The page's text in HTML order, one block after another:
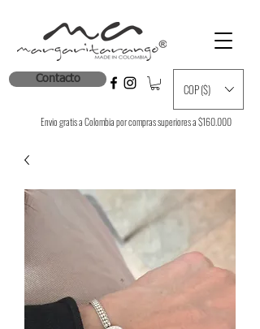
Contacto
COP ($)
Envio gratis a Colombia por compras superiores a $160.000